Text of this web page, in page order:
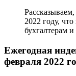
2022 году,
бухгалтерам
Ежегодная
февраля 2022